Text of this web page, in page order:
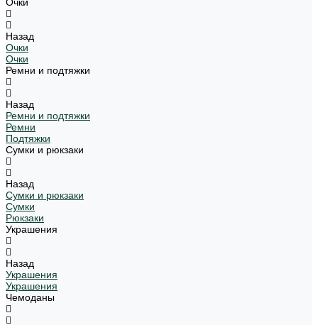
Назад
Очки
Очки
Ремни и подтяжки
Назад
Ремни и подтяжки
Ремни
Подтяжки
Сумки и рюкзаки
Назад
Сумки и рюкзаки
Сумки
Рюкзаки
Украшения
Назад
Украшения
Украшения
Чемоданы